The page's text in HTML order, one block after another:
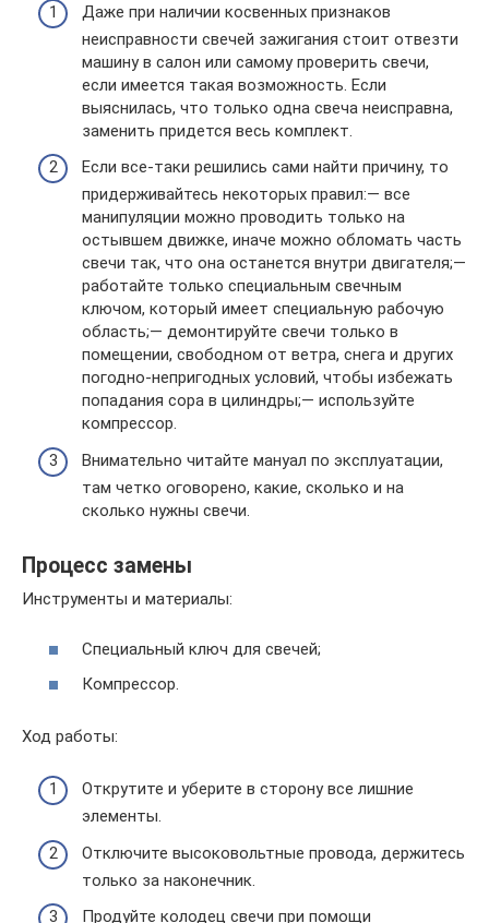
Даже при наличии косвенных признаков
неисправности свечей зажигания стоит отвезти
машину в салон или самому проверить свечи,
если имеется такая возможность. Если
выяснилась, что только одна свеча неисправна,
заменить придется весь комплект.
Если все-таки решились сами найти причину, то
придерживайтесь некоторых правил:— все
манипуляции можно проводить только на
остывшем движке, иначе можно обломать часть
свечи так, что она останется внутри двигателя;—
работайте только специальным свечным
ключом, который имеет специальную рабочую
область;— демонтируйте свечи только в
помещении, свободном от ветра, снега и других
погодно-непригодных условий, чтобы избежать
попадания сора в цилиндры;— используйте
компрессор.
Внимательно читайте мануал по эксплуатации,
там четко оговорено, какие, сколько и на
сколько нужны свечи.
Процесс замены
Инструменты и материалы:
Специальный ключ для свечей;
Компрессор.
Ход работы:
Открутите и уберите в сторону все лишние
элементы.
Отключите высоковольтные провода, держитесь
только за наконечник.
Продуйте колодец свечи при помощи